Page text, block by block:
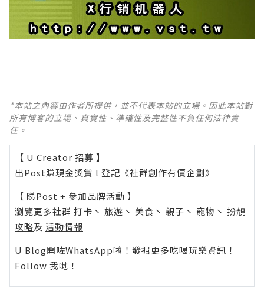
*本站之內容由作者所提供，並不代表本站的立場。因此本站對
所有博客的立場、真實性、準確性及完整性不負任何法律責
任。
【 U Creator 招募 】
出Post賺現金獎賞 l 登記《社群創作有價企劃》
【 睇Post + 參加品牌活動 】
瀏覽更多社群 打卡 丶 旅遊 丶 美食 丶 親子 丶 寵物 丶 扮靚
攻略及 活動情報
U Blog開咗WhatsApp啦！發掘更多吃喝玩樂資訊！
Follow 我哋 ！